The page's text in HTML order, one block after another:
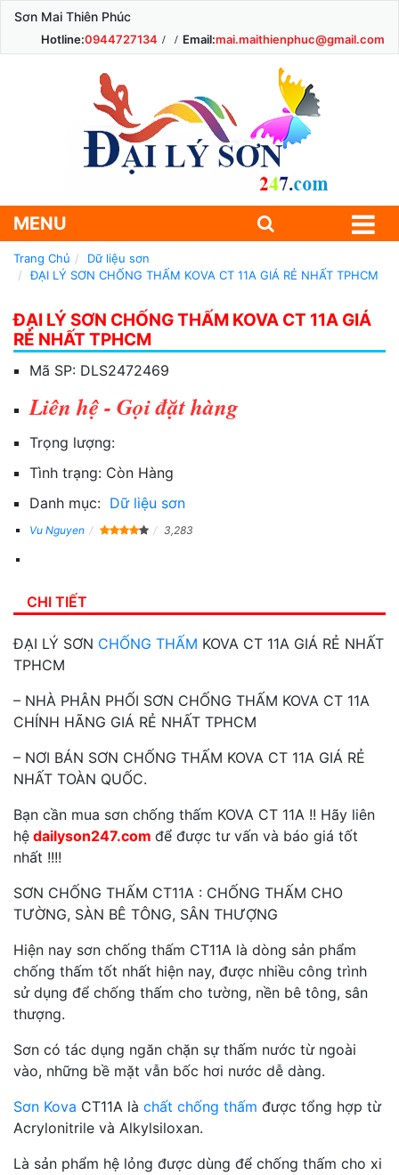
Sơn Mai Thiên Phúc
Hotline:0944727134 Email:mai.maithienphuc@gmail.com
MENU
Trang Chủ
Dữ liệu sơn
ĐẠI LÝ SƠN CHỐNG THẤM KOVA CT 11A GIÁ RẺ NHẤT TPHCM
ĐẠI LÝ SƠN CHỐNG THẤM KOVA CT 11A GIÁ
RẺ NHẤT TPHCM
Mã SP: DLS2472469
Liên hệ - Gọi đặt hàng
Trọng lượng:
Tình trạng: Còn Hàng
Danh mục: Dữ liệu sơn
Vu Nguyen 3,283
CHI TIẾT
ĐẠI LÝ SƠN CHỐNG THẤM KOVA CT 11A GIÁ RẺ NHẤT
TPHCM
– NHÀ PHÂN PHỐI SƠN CHỐNG THẤM KOVA CT 11A
CHÍNH HÃNG GIÁ RẺ NHẤT TPHCM
– NƠI BÁN SƠN CHỐNG THẤM KOVA CT 11A GIÁ RẺ
NHẤT TOÀN QUỐC.
Bạn cần mua sơn chống thấm KOVA CT 11A !! Hãy liên
hệ dailyson247.com để được tư vấn và báo giá tốt
nhất !!!!
SƠN CHỐNG THẤM CT11A : CHỐNG THẤM CHO
TƯỜNG, SÀN BÊ TÔNG, SÂN THƯỢNG
Hiện nay sơn chống thấm CT11A là dòng sản phẩm
chống thấm tốt nhất hiện nay, được nhiều công trình
sử dụng để chống thấm cho tường, nền bê tông, sân
thượng.
Sơn có tác dụng ngăn chặn sự thấm nước từ ngoài
vào, những bề mặt vẫn bốc hơi nước dễ dàng.
Sơn Kova CT11A là chất chống thấm được tổng hợp từ
Acrylonitrile và Alkylsiloxan.
Là sản phẩm hệ lỏng được dùng để chống thấm cho xi